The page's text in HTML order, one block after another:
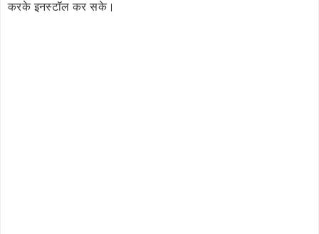
करके इनस्टॉल कर सके।